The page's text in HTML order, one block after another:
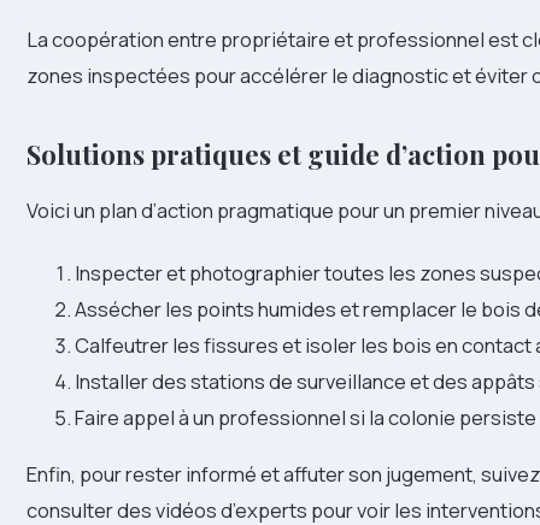
La coopération entre propriétaire et professionnel est
zones inspectées pour accélérer le diagnostic et éviter
Solutions pratiques et guide d’action
Voici un plan d’action pragmatique pour un premier
Inspecter et photographier toutes les zones
Assécher les points humides et remplacer le bois
Calfeutrer les fissures et isoler les bois en contact
Installer des stations de surveillance et des
Faire appel à un professionnel si la colonie
Enfin, pour rester informé et affuter son jugement,
consulter des vidéos d’experts pour voir les